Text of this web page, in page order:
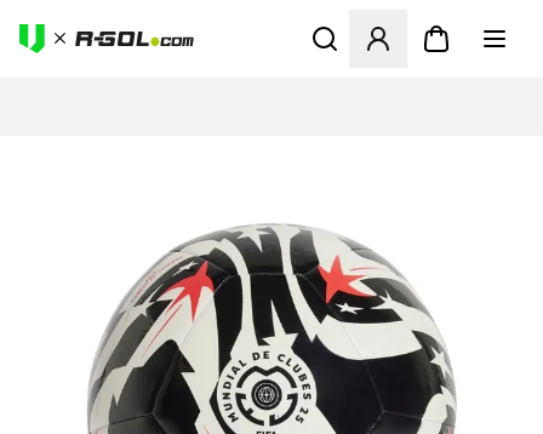
Megnyit egy modált a